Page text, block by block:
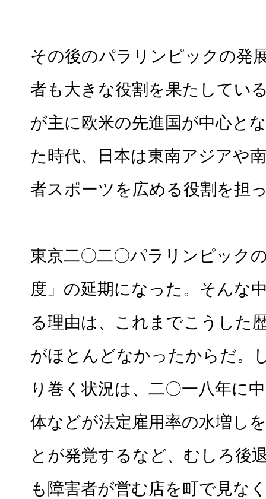
その後のパラリンピックの発
者も大きな役割を果たしてい
が主に欧米の先進国が中心と
た時代、日本は東南アジアや
者スポーツを広める役割を担
東京二〇二〇パラリンピック
度」の延期になった。そんな
る理由は、これまでこうした
がほとんどなかったからだ。
り巻く状況は、二〇一八年に
体などが法定雇用率の水増し
とが発覚するなど、むしろ後
も障害者が営む店を町で見な